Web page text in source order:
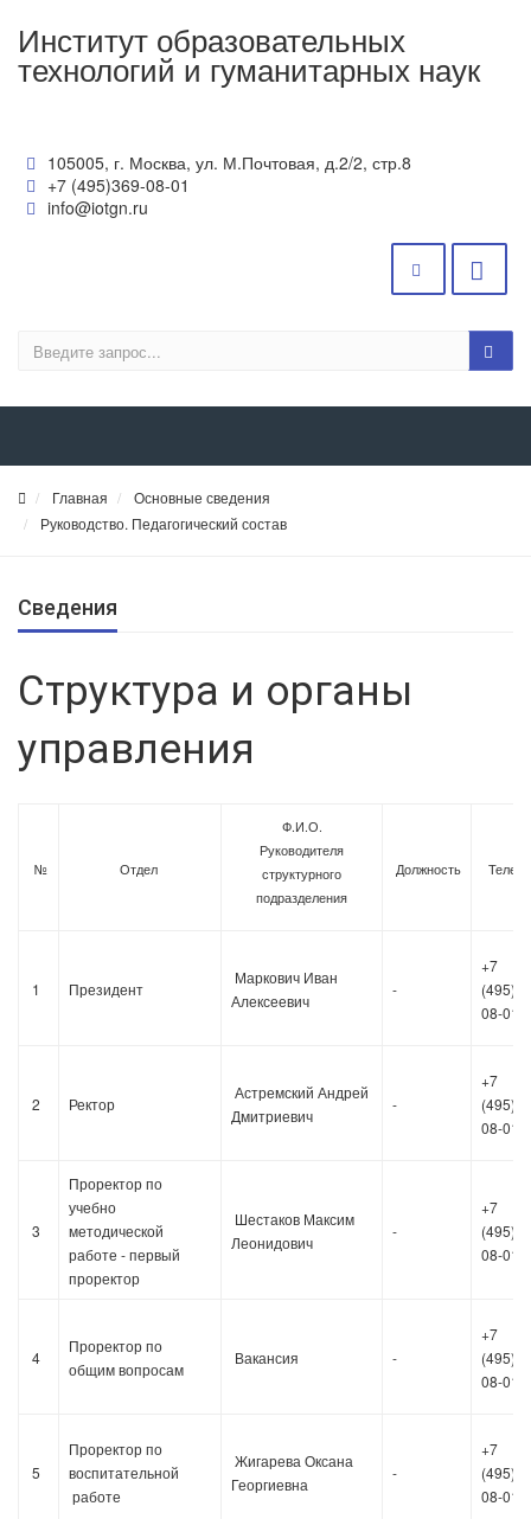
Институт образовательных
технологий и гуманитарных наук
105005, г. Москва, ул. М.Почтовая, д.2/2, стр.8
+7 (495)369-08-01
info@iotgn.ru
Главная
Основные сведения
Руководство. Педагогический состав
Сведения
Структура и органы
управления
№ Отдел
Ф.И.О.
Руководителя
структурного
подразделения
Должность
1 Президент
Маркович Иван
Алексеевич
-
+7
08-01
2 Ректор
Астремский Андрей
Дмитриевич
-
+7
08-01
3
Проректор по
учебно
методической
работе - первый
проректор
Шестаков Максим
Леонидович
-
+7
08-01
4
Проректор по
общим вопросам
Вакансия -
+7
08-01
5
Проректор по
воспитательной
работе
Жигарева Оксана
Георгиевна
-
+7
08-01